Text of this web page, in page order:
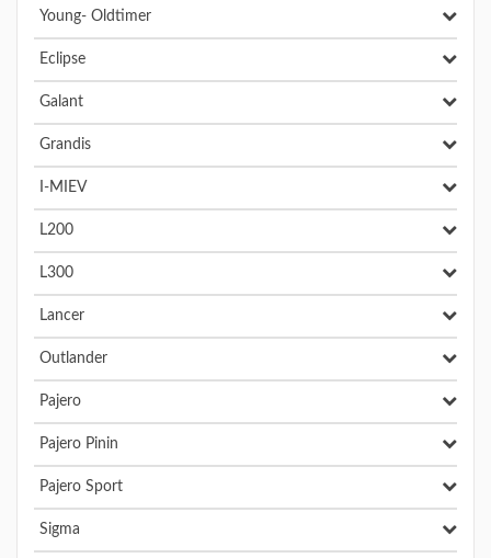
Young- Oldtimer
Eclipse
Galant
Grandis
I-MIEV
L200
L300
Lancer
Outlander
Pajero
Pajero Pinin
Pajero Sport
Sigma